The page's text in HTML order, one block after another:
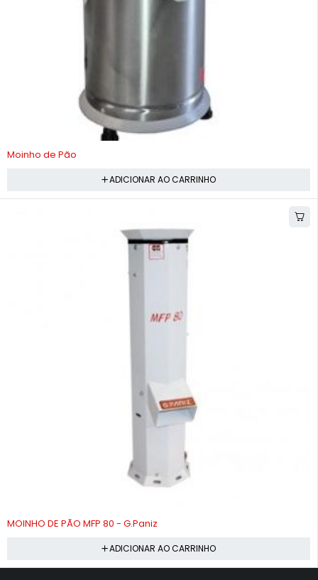
Moinho de Pão
ADICIONAR AO CARRINHO
MOINHO DE PÃO MFP 80 - G.Paniz
ADICIONAR AO CARRINHO